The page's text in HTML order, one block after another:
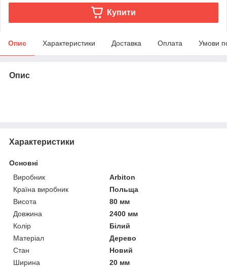
Купити
Опис Характеристики Доставка Оплата Умови
Опис
Характеристики
Основні
Виробник
Arbiton
Країна виробник
Польща
Висота
80 мм
Довжина
2400 мм
Колір
Білий
Матеріал
Дерево
Стан
Новий
Ширина
20 мм